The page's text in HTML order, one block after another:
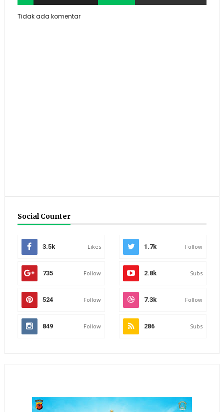
Tidak ada komentar
Social Counter
3.5k Likes 1.7k Follow
735 Follow 2.8k Subs
524 Follow 7.3k Follow
849 Follow 286 Subs